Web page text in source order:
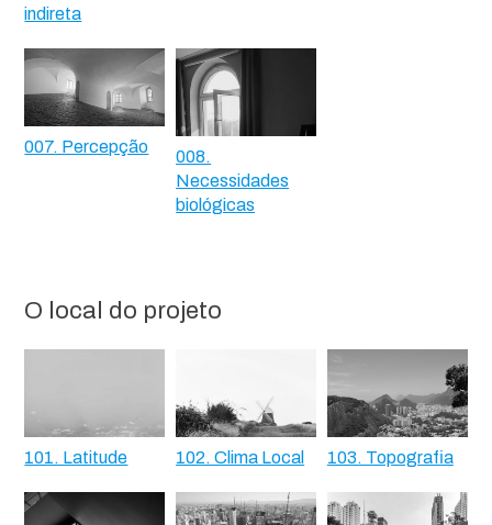
indireta
007. Percepção
008.
Necessidades
biológicas
O local do projeto
101. Latitude 102. Clima Local 103. Topografia